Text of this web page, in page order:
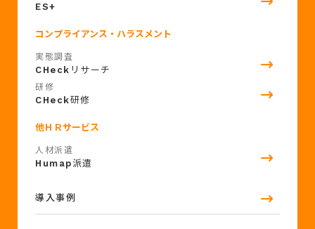
ES+
コンプライアンス・ハラスメント
実態調査
CHeck リサーチ
研修
CHeck研修
他ＨＲサービス
人材派遣
Humap 派遣
導入事例